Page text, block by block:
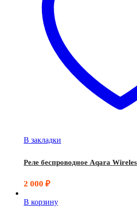
В закладки
Реле беспроводное Aqara
2 000 ₽
В корзину